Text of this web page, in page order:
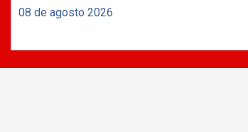
08 de agosto 2026